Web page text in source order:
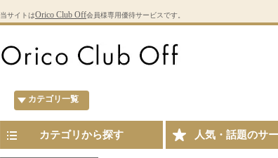
当サイトはOrico Club Off会員様専用優待サービスです。
カテゴリ一覧
カテゴリから探す 人気・話題のサ